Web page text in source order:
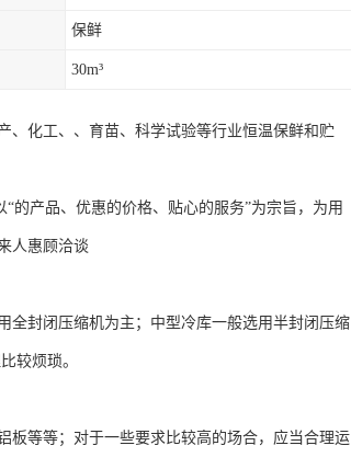
保鲜
30m³
、化工、、育苗、科学试验等行业恒温保鲜和贮
的产品、优惠的价格、贴心的服务”为宗旨，为用
人惠顾洽谈
全封闭压缩机为主；中型冷库一般选用半封闭压缩
较烦琐。
板等等；对于一些要求比较高的场合，应当合理运